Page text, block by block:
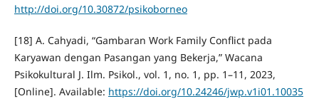
http://doi.org/10.30872/psikoborneo
[18] A. Cahyadi, “Gambaran Work Family Conflict pada
Karyawan dengan Pasangan yang Bekerja,” Wacana
Psikokultural J. Ilm. Psikol., vol. 1, no. 1, pp. 1–11, 2023,
[Online]. Available: https://doi.org/10.24246/jwp.v1i01.10035